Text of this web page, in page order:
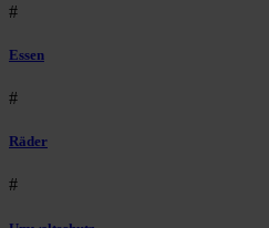
#
Essen
#
Räder
#